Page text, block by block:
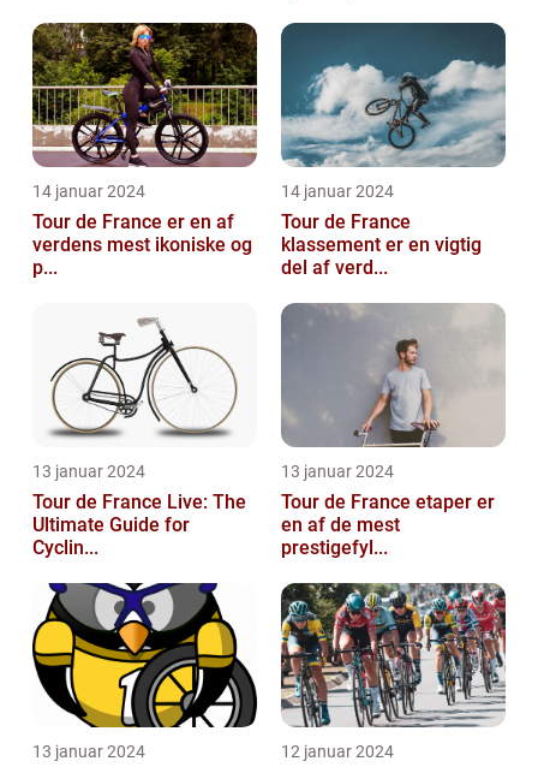
14 januar 2024
Tour de France er en af
verdens mest ikoniske og
p...
14 januar 2024
Tour de France
klassement er en vigtig
del af verd...
13 januar 2024
Tour de France Live: The
Ultimate Guide for
Cyclin...
13 januar 2024
Tour de France etaper er
en af de mest
prestigefyl...
13 januar 2024 12 januar 2024